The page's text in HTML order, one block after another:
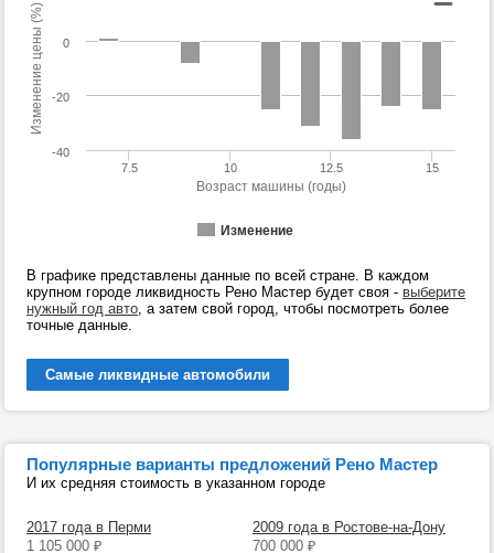
Возраст машины (годы)
Изменение цены (%)
Изменение
10
7.5 12.5 15
-40
-20
0
В графике представлены данные по всей стране. В каждом
крупном городе ликвидность Рено Мастер будет своя - выберите
нужный год авто, а затем свой город, чтобы посмотреть более
точные данные.
Самые ликвидные автомобили
Популярные варианты предложений Рено Мастер
И их средняя стоимость в указанном городе
2017 года в Перми
1 105 000 ₽
2009 года в Ростове-на-Дону
700 000 ₽